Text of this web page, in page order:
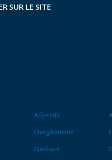
SUR LE SITE
Adjectifs
Compléments
Couleurs